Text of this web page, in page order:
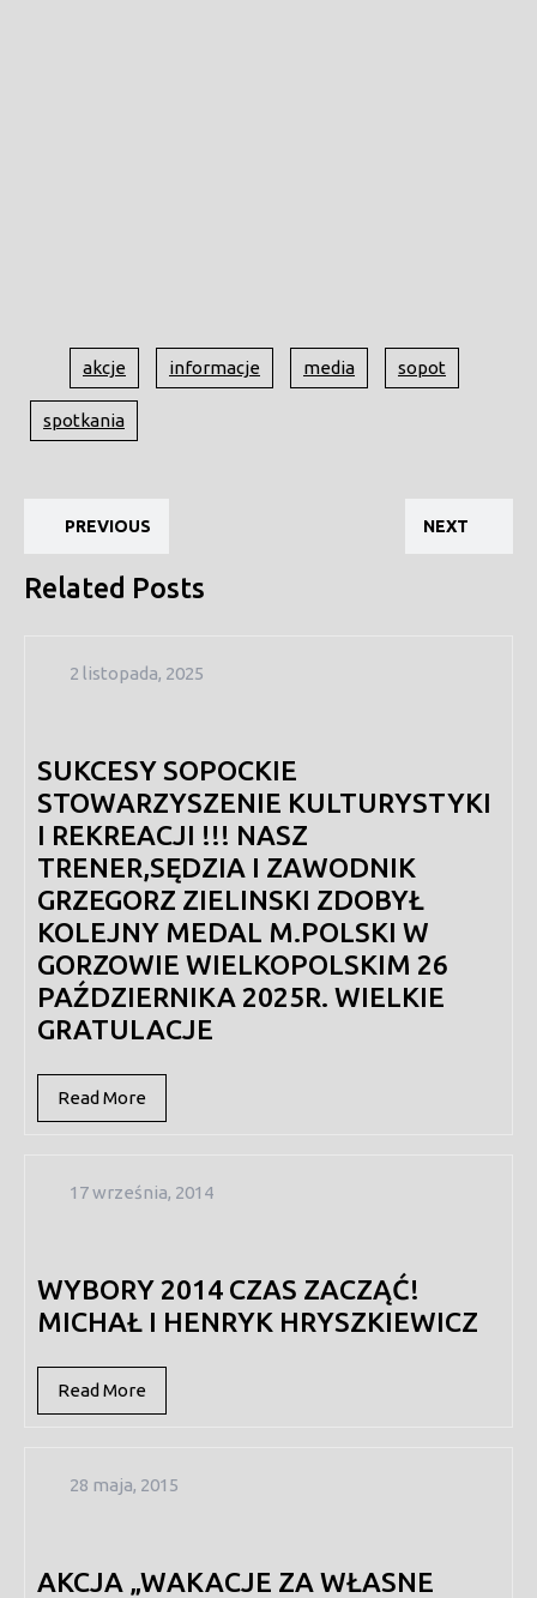
akcje informacje media sopot
spotkania
wpisu
PREVIOUS NEXT
Related Posts
2 listopada, 20252
SUKCESY SOPOCKIE
STOWARZYSZENIE KULTURYSTYKI
I REKREACJI !!! NASZ
TRENER,SĘDZIA I ZAWODNIK
GRZEGORZ ZIELINSKI ZDOBYŁ
KOLEJNY MEDAL M.POLSKI W
GORZOWIE WIELKOPOLSKIM 26
PAŹDZIERNIKA 2025R. WIELKIE
GRATULACJE
Read More
More
17 września, 201417
WYBORY 2014 CZAS ZACZĄĆ!
MICHAŁ I HENRYK HRYSZKIEWICZ
Read More
More
28 maja, 201528
AKCJA „WAKACJE ZA WŁASNE